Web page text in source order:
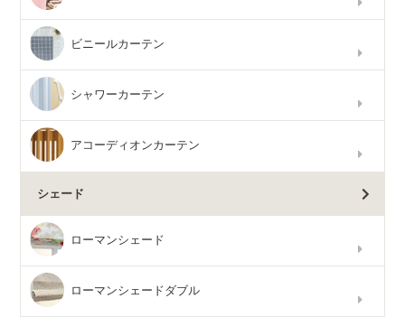
ビニールカーテン
シャワーカーテン
アコーディオンカーテン
シェード
ローマンシェード
ローマンシェードダブル